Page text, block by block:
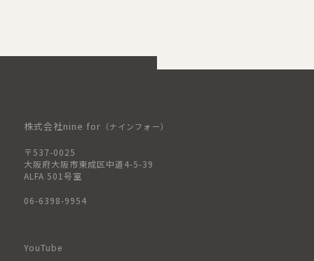
株式会社nine for （ナインフォー）
〒537-0025
大阪府大阪市東成区中道4-5-39
ALFA 501号室
06-6398-9954
YouTube